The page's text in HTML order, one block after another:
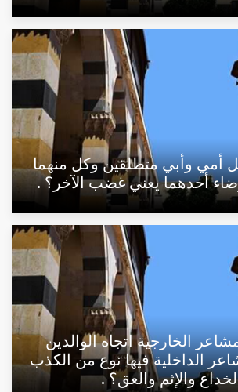
أمي وأبي متطلقين وكل منهما
أحدهما يعني غضب الآخر؟ .
الخارجية اتجاه الوالدين
الداخلية فيها نوع من الكذب
والإثم والعق؟ .